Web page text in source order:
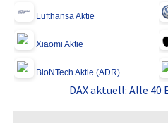
Lufthansa Aktie
Xiaomi Aktie
BioNTech Aktie (ADR)
DAX aktuell: Alle